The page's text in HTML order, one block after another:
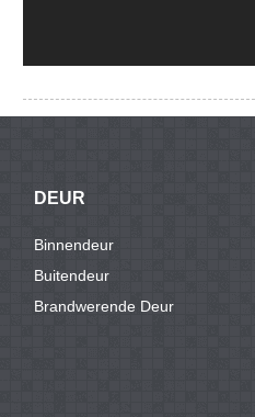
DEUR
Binnendeur
Buitendeur
Brandwerende Deur